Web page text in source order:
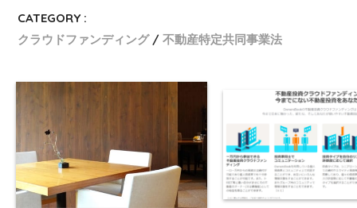
CATEGORY :
クラウドファンディング
不動産特定共同事業法